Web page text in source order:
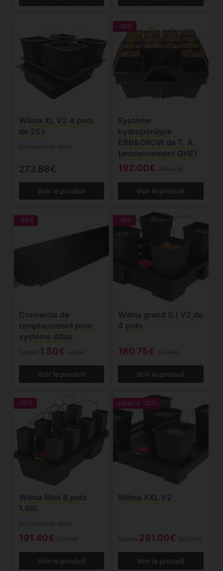
Wilma XL V2 4 pots
de 25 l
En rupture de stock
273.88€
Voir le produit
-20%
Système
hydroponique
EBB&GROW de T. A.
(anciennement GHE)
192.00€
Voir le produit
-50%
Couvercle de
remplacement pour
système Atlas
Depuis 1.50€
Voir le produit
-15%
Wilma grand (L) V2 de
4 pots
180.75€
Voir le produit
-15%
Wilma Mini 8 pots
1.65L
En rupture de stock
191.40€
Voir le produit
Jusqu'à -20%
Wilma XXL V2
Depuis 281.00€
Voir le produit